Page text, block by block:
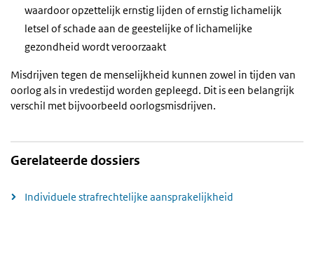
waardoor opzettelijk ernstig lijden of ernstig lichamelijk
letsel of schade aan de geestelijke of lichamelijke
gezondheid wordt veroorzaakt
Misdrijven tegen de menselijkheid kunnen zowel in tijden van
oorlog als in vredestijd worden gepleegd. Dit is een belangrijk
verschil met bijvoorbeeld oorlogsmisdrijven.
Gerelateerde dossiers
Individuele strafrechtelijke aansprakelijkheid